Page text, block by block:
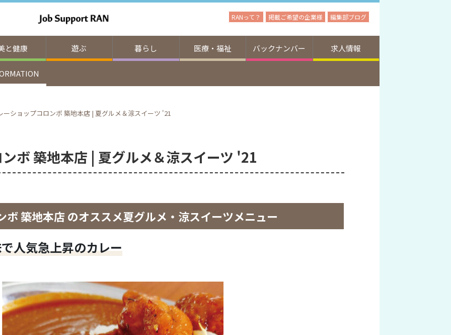
RANって？ 掲載ご希望の企業様 編集部ブログ
と健康 遊ぶ 暮らし 医療・福祉 バックナンバー 求人情報
ーショップコロンボ 築地本店 | 夏グルメ＆涼スイーツ '21
ボ 築地本店 | 夏グルメ＆涼スイーツ '21
ボ 築地本店 のオススメ夏グルメ・涼スイーツメニュー
人気急上昇のカレー